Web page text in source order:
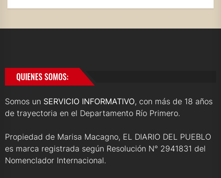
QUIENES SOMOS:
Somos un SERVICIO INFORMATIVO, con más de 18 años
de trayectoria en el Departamento Río Primero.
Propiedad de Marisa Macagno, EL DIARIO DEL PUEBLO
es marca registrada según Resolución N° 2941831 del
Nomenclador Internacional.